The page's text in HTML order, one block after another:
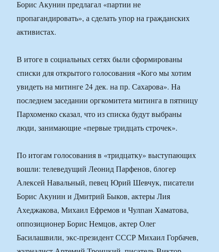
Борис Акунин предлагал «партии не
пропагандировать», а сделать упор на гражданских
активистах.
В итоге в социальных сетях были сформированы
списки для открытого голосования «Кого мы хотим
увидеть на митинге 24 дек. на пр. Сахарова». На
последнем заседании оргкомитета митинга в пятницу
Пархоменко сказал, что из списка будут выбраны
люди, занимающие «первые тридцать строчек».
По итогам голосования в «тридцатку» выступающих
вошли: телеведущий Леонид Парфенов, блогер
Алексей Навальный, певец Юрий Шевчук, писатели
Борис Акунин и Дмитрий Быков, актеры Лия
Ахеджакова, Михаил Ефремов и Чулпан Хаматова,
оппозиционер Борис Немцов, актер Олег
Басилашвили, экс-президент СССР Михаил Горбачев,